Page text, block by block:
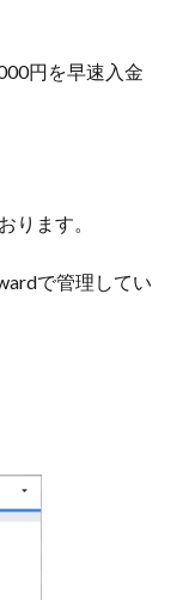
円を早速入金
ります。
で管理してい